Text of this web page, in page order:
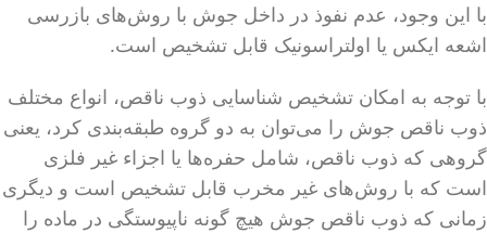
با این وجود، عدم نفوذ در داخل جوش با روش‌های بازرسی
اشعه ایکس یا اولتراسونیک قابل تشخیص است.
با توجه به امکان تشخیص شناسایی ذوب ناقص، انواع مختلف
ذوب ناقص جوش را می‌توان به دو گروه طبقه‌بندی کرد، یعنی
گروهی که ذوب ناقص، شامل حفره‌ها یا اجزاء غیر فلزی
است که با روش‌های غیر مخرب قابل تشخیص است و دیگری
زمانی که ذوب ناقص جوش هیچ گونه ناپیوستگی در ماده را